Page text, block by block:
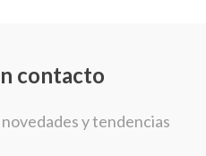
contacto
y tendencias